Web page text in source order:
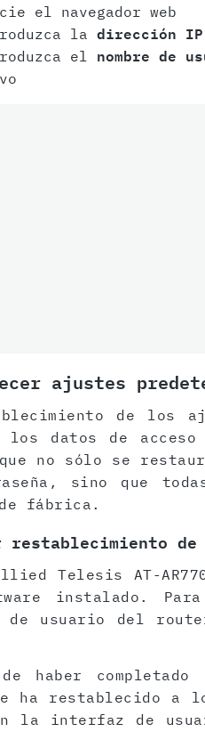
el navegador web
la dirección IP
el nombre de
ajustes
de los
los datos de
no sólo se
sino que
fábrica.
restablecimiento de
Telesis AT-
instalado.
usuario del
de haber
ha restablecido a
la interfaz de